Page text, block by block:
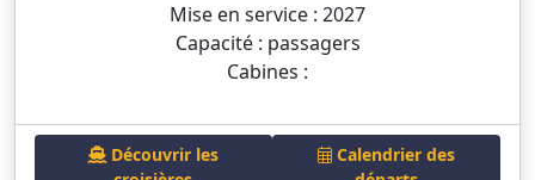
Mise en service : 2027
Capacité : passagers
Cabines :
Découvrir les
Calendrier des